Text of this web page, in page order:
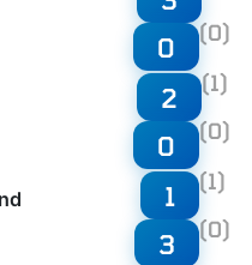
0 (0)
2 (1)
0 (0)
1 (1)
3 (0)